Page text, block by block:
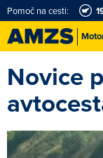
Pomoč na cesti:
Karting in motošportni
Novice